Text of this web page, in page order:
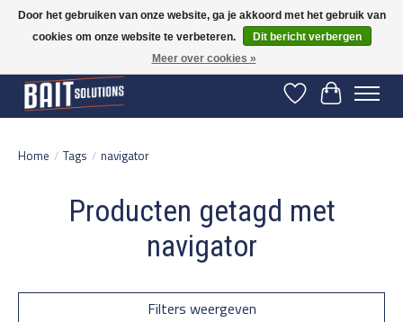
Gratis verzending vanaf 50 euro binnen NL | Op voorraad binnen 2-5 werkdagen
verzonden | België vanaf 70 euro gratis verzonden
Verlanglijst
Home / Tags / navigator
Producten getagd met
navigator
Filters weergeven
Door het gebruiken van onze website, ga je akkoord met het gebruik van
cookies om onze website te verbeteren.
Dit bericht verbergen
Meer over cookies »